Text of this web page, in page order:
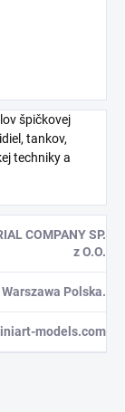
špičkovej
tankov,
techniky a
COMPANY SP.
z O.O.
Polska.
models.com